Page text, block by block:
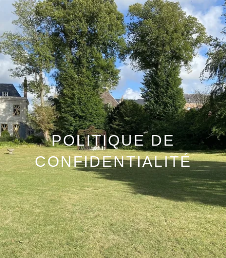
POLITIQUE DE
CONFIDENTIALITÉ